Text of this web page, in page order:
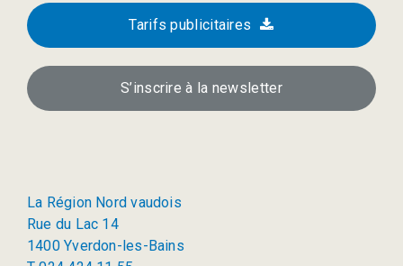
Tarifs publicitaires
S’inscrire à la newsletter
La Région Nord vaudois
Rue du Lac 14
1400 Yverdon-les-Bains